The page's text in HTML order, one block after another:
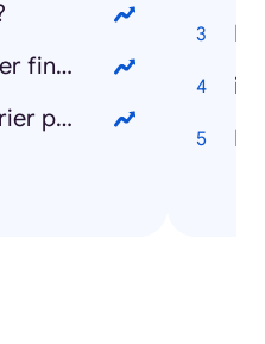
Hur många länder finns det i världen?
Hur många kalorier per dag?